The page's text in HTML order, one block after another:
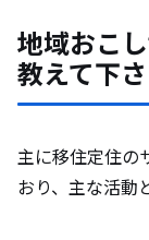
地域おこ
教えて下さ
主に移住定住の
おり、主な活動